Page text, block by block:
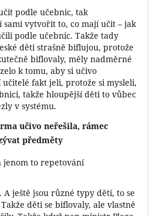
podle učebnic, tak
sami vytvořit to, co mají učit – jak
podle učebnic. Takže tady
děti strašně biflujou, protože
biflovaly, měly nadměrné
k tomu, aby si učivo
fakt jeli, protože si mysleli,
takže hloupější děti to vůbec
v systému.
učivo neřešila, rámec
předměty
jenom to repetování
A ještě jsou různé typy dětí, to se
děti se biflovaly, ale vlastně